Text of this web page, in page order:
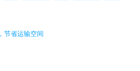
节省运输空间